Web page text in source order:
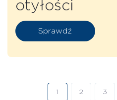
otyłości
Sprawdź
1 2 3